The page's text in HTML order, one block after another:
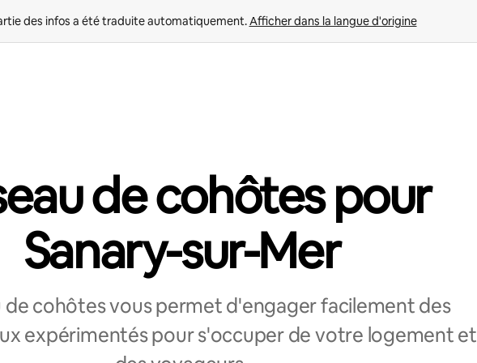
des infos a été traduite automatiquement. Afficher dans la langue d'origine
de cohôtes pour
Sanary-sur-Mer
de cohôtes vous permet d'engager facilement des
expérimentés pour s'occuper de votre logement et